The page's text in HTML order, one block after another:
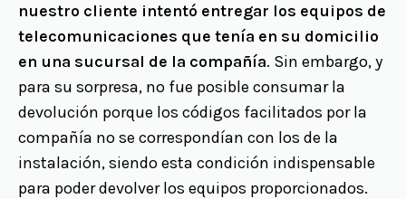
nuestro cliente intentó entregar los equipos de
telecomunicaciones que tenía en su domicilio
en una sucursal de la compañía. Sin embargo, y
para su sorpresa, no fue posible consumar la
devolución porque los códigos facilitados por la
compañía no se correspondían con los de la
instalación, siendo esta condición indispensable
para poder devolver los equipos proporcionados.